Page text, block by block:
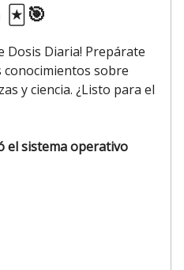
🃏🎯
Dosis Diaria! Prepárate
sobre
y ciencia. ¿Listo para el
el sistema operativo